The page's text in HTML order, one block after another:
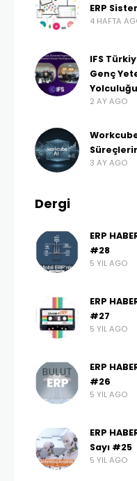
ERP
4 HAFTA
IFS
Genç
2 AY AGO
3 AY AGO
Dergi
ERP
#28
5 YIL AGO
ERP
#27
5 YIL AGO
ERP
#26
5 YIL AGO
ERP
Sayı #25
5 YIL AGO